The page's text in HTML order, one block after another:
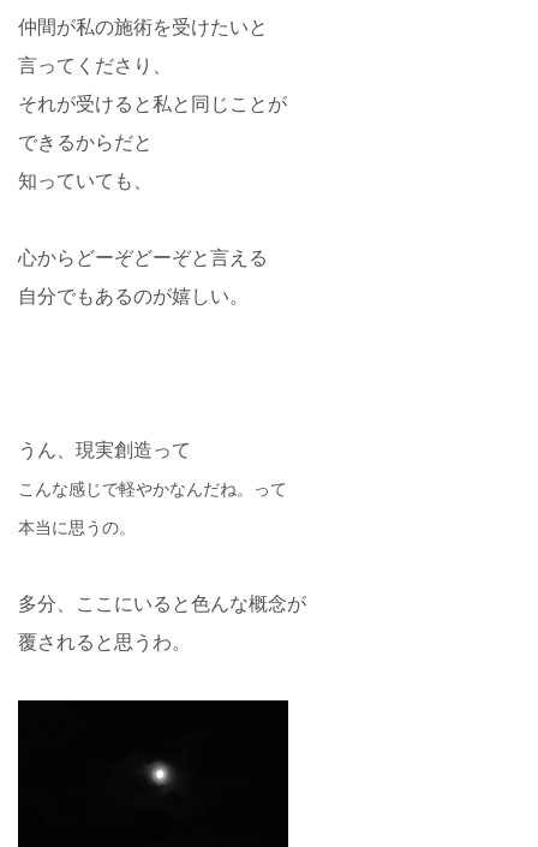
仲間が私の施術を受けたいと
言ってくださり、
それが受けると私と同じことが
できるからだと
知っていても、
心からどーぞどーぞと言える
自分でもあるのが嬉しい。
うん、現実創造って
こんな感じで軽やかなんだね。って
本当に思うの。
多分、ここにいると色んな概念が
覆されると思うわ。